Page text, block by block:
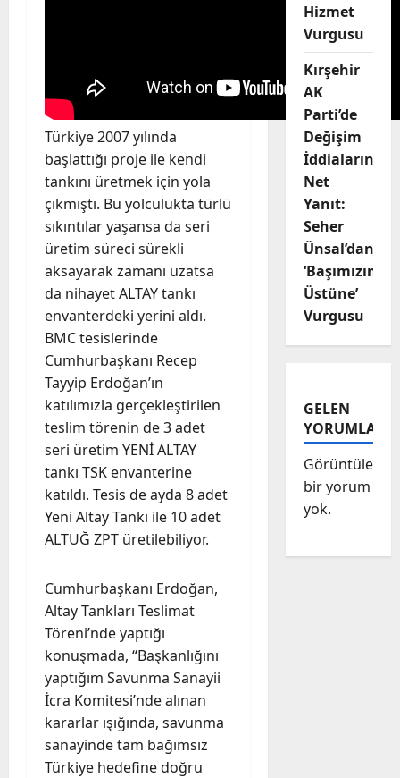
Türkiye 2007 yılında
başlattığı proje ile kendi
tankını üretmek için yola
çıkmıştı. Bu yolculukta türlü
sıkıntılar yaşansa da seri
üretim süreci sürekli
aksayarak zamanı uzatsa
da nihayet ALTAY tankı
envanterdeki yerini aldı.
BMC tesislerinde
Cumhurbaşkanı Recep
Tayyip Erdoğan’ın
katılımızla gerçekleştirilen
teslim törenin de 3 adet
seri üretim YENİ ALTAY
tankı TSK envanterine
katıldı. Tesis de ayda 8 adet
Yeni Altay Tankı ile 10 adet
ALTUĞ ZPT üretilebiliyor.
Cumhurbaşkanı Erdoğan,
Altay Tankları Teslimat
Töreni’nde yaptığı
konuşmada, “Başkanlığını
yaptığım Savunma Sanayii
İcra Komitesi’nde alınan
kararlar ışığında, savunma
sanayinde tam bağımsız
Türkiye hedefine doğru
Hizmet
Vurgusu
Kırşehir
AK
Parti’de
Değişim
İddialarına
Net
Yanıt:
Seher
Ünsal’dan
‘Başımızın
Üstüne’
Vurgusu
GELEN
YORUMLAR
bir yorum
yok.